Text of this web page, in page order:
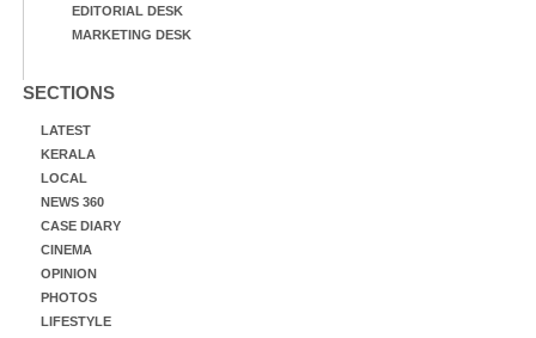
EDITORIAL DESK
MARKETING DESK
SECTIONS
LATEST
KERALA
LOCAL
NEWS 360
CASE DIARY
CINEMA
OPINION
PHOTOS
LIFESTYLE